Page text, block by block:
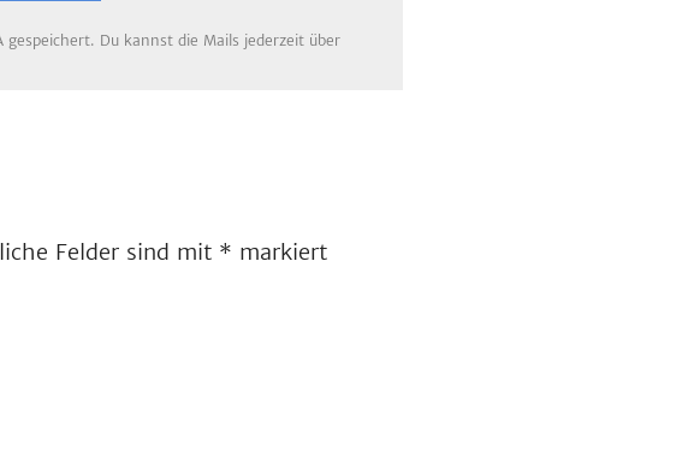
Du kannst die Mails jederzeit über
Felder sind mit * markiert